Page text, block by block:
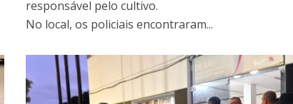
responsável pelo cultivo.
No local, os policiais encontraram...